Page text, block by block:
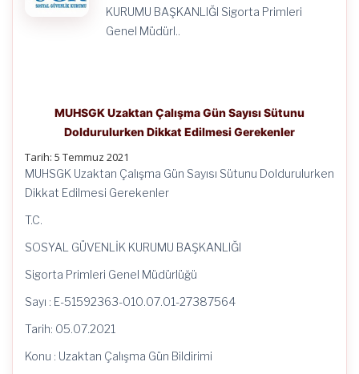
KURUMU BAŞKANLIĞI Sigorta Primleri
Genel Müdürl..
MUHSGK Uzaktan Çalışma Gün Sayısı Sütunu
Doldurulurken Dikkat Edilmesi Gerekenler
Tarih: 5 Temmuz 2021
MUHSGK Uzaktan Çalışma Gün Sayısı Sütunu Doldurulurken
Dikkat Edilmesi Gerekenler
T.C.
SOSYAL GÜVENLİK KURUMU BAŞKANLIĞI
Sigorta Primleri Genel Müdürlüğü
Sayı : E-51592363-010.07.01-27387564
Tarih: 05.07.2021
Konu : Uzaktan Çalışma Gün Bildirimi